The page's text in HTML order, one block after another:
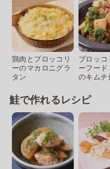
鶏肉とブロッコリ
ーのマカロニグラ
タン
ブロッコ
ーフード
のキムチ
鮭で作れるレシピ